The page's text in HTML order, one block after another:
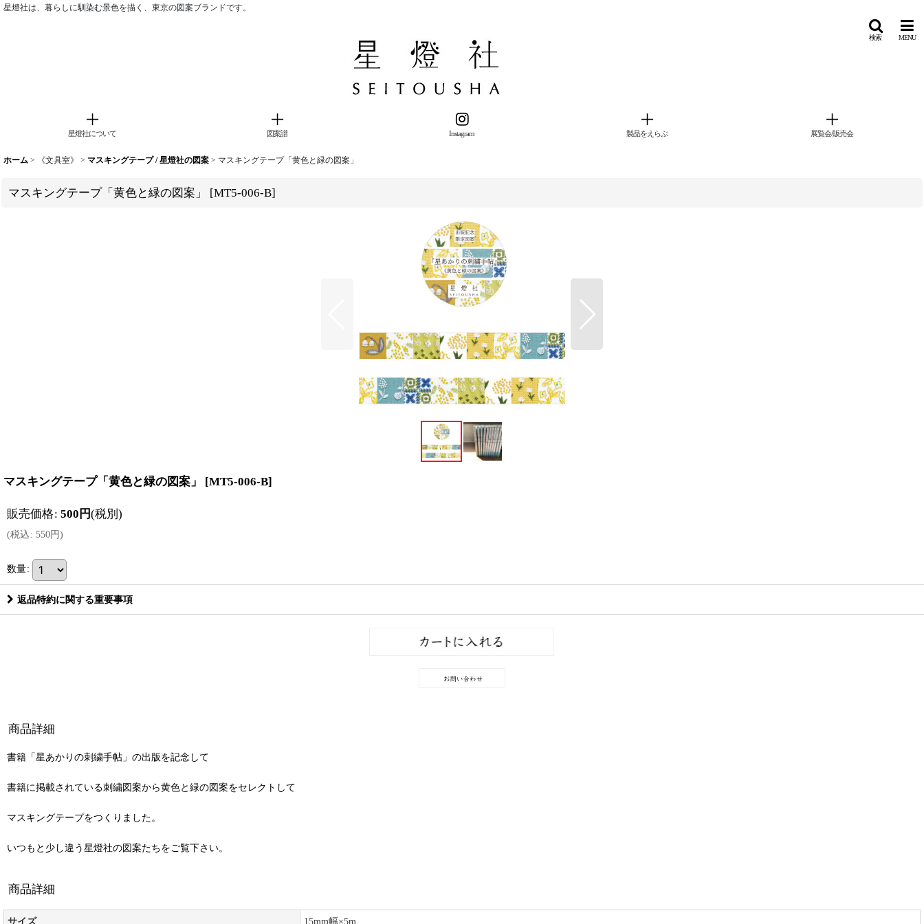
星燈社は、暮らしに馴染む景色を描く、東京の図案ブランドです。
検索 MENU
星燈社について 図案譜 Instagram 製品をえらぶ 展覧会/販売会
ホーム > 《文具室》 > マスキングテープ / 星燈社の図案 > マスキングテープ「黄色と緑の図案」
マスキングテープ「黄色と緑の図案」 [MT5-006-B]
マスキングテープ「黄色と緑の図案」 [MT5-006-B]
販売価格: 500 円(税別)
(税込: 550円)
数量:
返品特約に関する重要事項
商品詳細
書籍「星あかりの刺繍手帖」の出版を記念して
書籍に掲載されている刺繍図案から黄色と緑の図案をセレクトして
マスキングテープをつくりました。
いつもと少し違う星燈社の図案たちをご覧下さい。
商品詳細
サイズ 15mm幅×5m